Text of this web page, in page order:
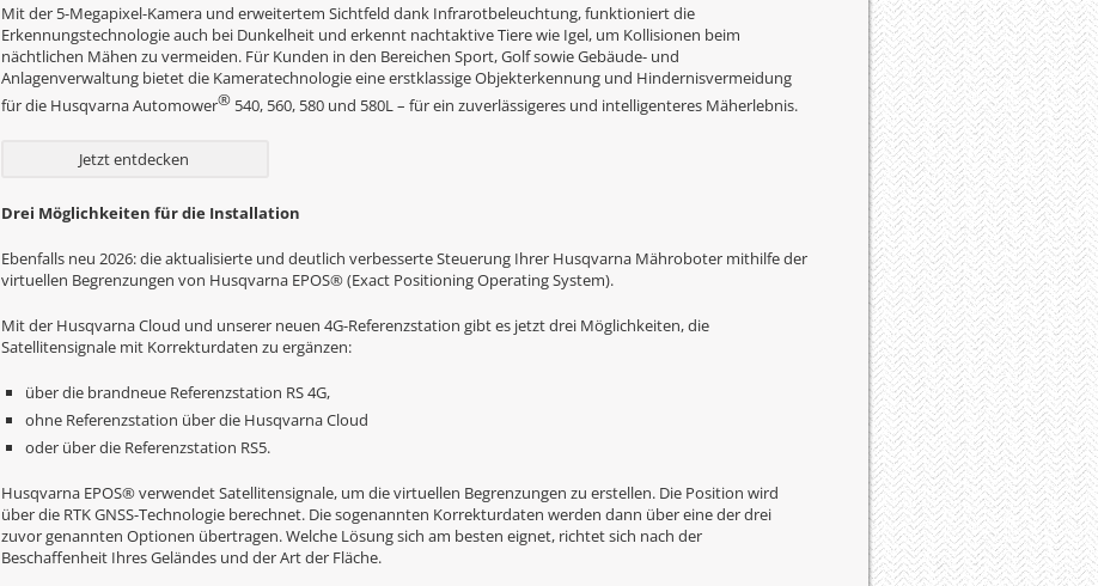
Mit der 5-Megapixel-Kamera und erweitertem Sichtfeld dank Infrarotbeleuchtung, funktioniert die
Erkennungstechnologie auch bei Dunkelheit und erkennt nachtaktive Tiere wie Igel, um Kollisionen beim
nächtlichen Mähen zu vermeiden. Für Kunden in den Bereichen Sport, Golf sowie Gebäude- und
Anlagenverwaltung bietet die Kameratechnologie eine erstklassige Objekterkennung und Hindernisvermeidung
für die Husqvarna Automower® 540, 560, 580 und 580L – für ein zuverlässigeres und intelligenteres Mäherlebnis.
Jetzt entdecken
Drei Möglichkeiten für die Installation
Ebenfalls neu 2026: die aktualisierte und deutlich verbesserte Steuerung Ihrer Husqvarna Mähroboter mithilfe der
virtuellen Begrenzungen von Husqvarna EPOS® (Exact Positioning Operating System).
Mit der Husqvarna Cloud und unserer neuen 4G-Referenzstation gibt es jetzt drei Möglichkeiten, die
Satellitensignale mit Korrekturdaten zu ergänzen:
über die brandneue Referenzstation RS 4G,
ohne Referenzstation über die Husqvarna Cloud
oder über die Referenzstation RS5.
Husqvarna EPOS® verwendet Satellitensignale, um die virtuellen Begrenzungen zu erstellen. Die Position wird
über die RTK GNSS-Technologie berechnet. Die sogenannten Korrekturdaten werden dann über eine der drei
zuvor genannten Optionen übertragen. Welche Lösung sich am besten eignet, richtet sich nach der
Beschaffenheit Ihres Geländes und der Art der Fläche.